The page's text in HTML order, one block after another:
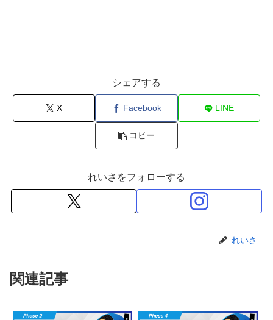
シェアする
X Facebook LINE
コピー
れいさをフォローする
れいさ
関連記事